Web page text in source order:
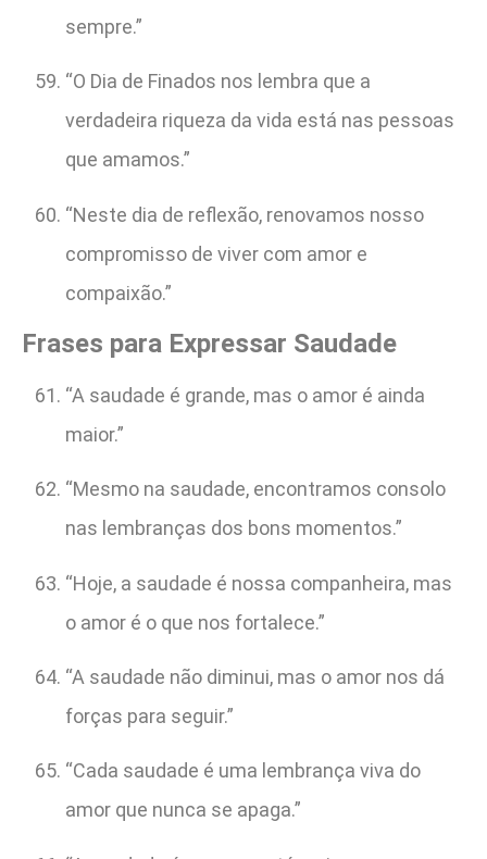
sempre.”
“O Dia de Finados nos lembra que a
verdadeira riqueza da vida está nas pessoas
que amamos.”
“Neste dia de reflexão, renovamos nosso
compromisso de viver com amor e
compaixão.”
Frases para Expressar Saudade
“A saudade é grande, mas o amor é ainda
maior.”
“Mesmo na saudade, encontramos consolo
nas lembranças dos bons momentos.”
“Hoje, a saudade é nossa companheira, mas
o amor é o que nos fortalece.”
“A saudade não diminui, mas o amor nos dá
forças para seguir.”
“Cada saudade é uma lembrança viva do
amor que nunca se apaga.”